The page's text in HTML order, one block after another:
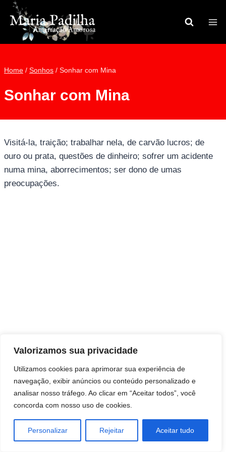
Valorizamos sua privacidade
Utilizamos cookies para aprimorar sua experiência de
navegação, exibir anúncios ou conteúdo personalizado e
analisar nosso tráfego. Ao clicar em “Aceitar todos”, você
concorda com nosso uso de cookies.
Personalizar Rejeitar Aceitar tudo
Pular
para
Conteúdo
Home / Sonhos / Sonhar com Mina
Sonhar com Mina
Visitá-la, traição; trabalhar nela, de carvão lucros; de
ouro ou prata, questões de dinheiro; sofrer um acidente
numa mina, aborrecimentos; ser dono de umas
preocupações.
Consultas e trabalhos espirituais
Brasil - Santa Catarina - São José